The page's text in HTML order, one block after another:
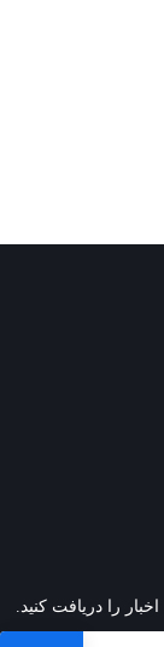
را دریافت کنید.